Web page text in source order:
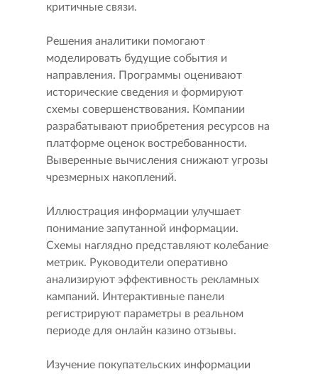
критичные связи.
Решения аналитики помогают
моделировать будущие события и
направления. Программы оценивают
исторические сведения и формируют
схемы совершенствования. Компании
разрабатывают приобретения ресурсов на
платформе оценок востребованности.
Выверенные вычисления снижают угрозы
чрезмерных накоплений.
Иллюстрация информации улучшает
понимание запутанной информации.
Схемы наглядно представляют колебание
метрик. Руководители оперативно
анализируют эффективность рекламных
кампаний. Интерактивные панели
регистрируют параметры в реальном
периоде для онлайн казино отзывы.
Изучение покупательских информации